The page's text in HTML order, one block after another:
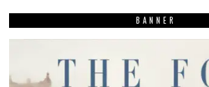
BANNER